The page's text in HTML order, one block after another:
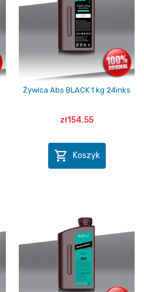
Żywica Abs BLACK 1 kg 24inks
zł154.55
 Koszyk